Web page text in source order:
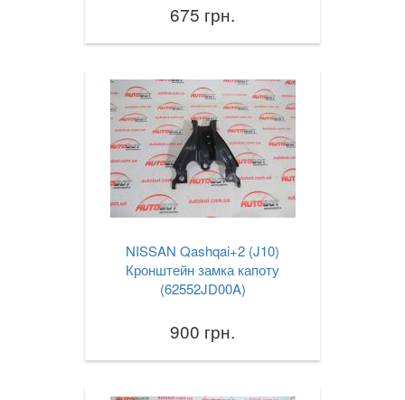
675 грн.
NISSAN Qashqai+2 (J10)
Кронштейн замка капоту
(62552JD00A)
900 грн.